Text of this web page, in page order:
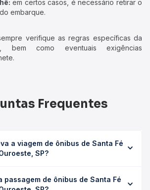
em certos casos, é necessário retirar o
embarque.
verifique as regras específicas da
bem como eventuais exigências
Frequentes
a viagem de ônibus de Santa Fé
SP?
2h 5min, podendo variar conforme a
passagem de ônibus de Santa Fé